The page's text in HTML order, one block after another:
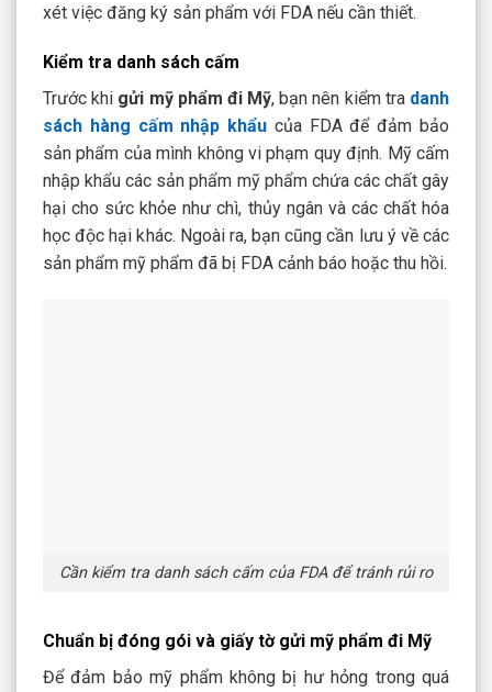
xét việc đăng ký sản phẩm với FDA nếu cần thiết.
Kiểm tra danh sách cấm
Trước khi gửi mỹ phẩm đi Mỹ, bạn nên kiểm tra danh
sách hàng cấm nhập khẩu của FDA để đảm bảo
sản phẩm của mình không vi phạm quy định. Mỹ cấm
nhập khẩu các sản phẩm mỹ phẩm chứa các chất gây
hại cho sức khỏe như chì, thủy ngân và các chất hóa
học độc hại khác. Ngoài ra, bạn cũng cần lưu ý về các
sản phẩm mỹ phẩm đã bị FDA cảnh báo hoặc thu hồi.
Cần kiểm tra danh sách cấm của FDA để tránh rủi ro
Chuẩn bị đóng gói và giấy tờ gửi mỹ phẩm đi Mỹ
Để đảm bảo mỹ phẩm không bị hư hỏng trong quá